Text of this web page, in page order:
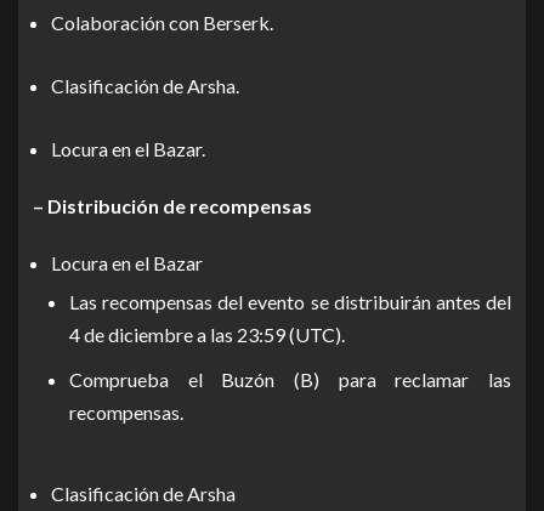
Colaboración con Berserk.
Clasificación de Arsha.
Locura en el Bazar.
– Distribución de recompensas
Locura en el Bazar
Las recompensas del evento se distribuirán antes del
4 de diciembre a las 23:59 (UTC).
Comprueba el Buzón (B) para reclamar las
recompensas.
Clasificación de Arsha